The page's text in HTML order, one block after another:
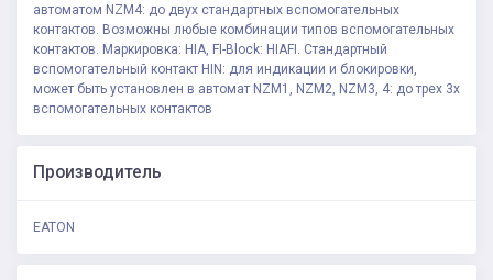
автоматом NZM4: до двух стандартных вспомогательных
контактов. Возможны любые комбинации типов вспомогательных
контактов. Маркировка: HIA, FI-Block: HIAFI. Стандартный
вспомогательный контакт HIN: для индикации и блокировки,
может быть установлен в автомат NZM1, NZM2, NZM3, 4: до трех 3х
вспомогательных контактов
Производитель
EATON